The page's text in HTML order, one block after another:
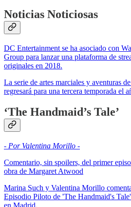
Noticias Noticiosas
DC Entertainment se ha asociado con
Group para lanzar una plataforma de
originales en 2018.
La serie de artes marciales y aventuras
regresará para una tercera temporada el
‘The Handmaid’s Tale’
- Por Valentina Morillo -
Comentario, sin spoilers, del primer
obra de Margaret Atwood
Marina Such y Valentina Morillo
Episodio Piloto de 'The Handmaid's
en Madrid.